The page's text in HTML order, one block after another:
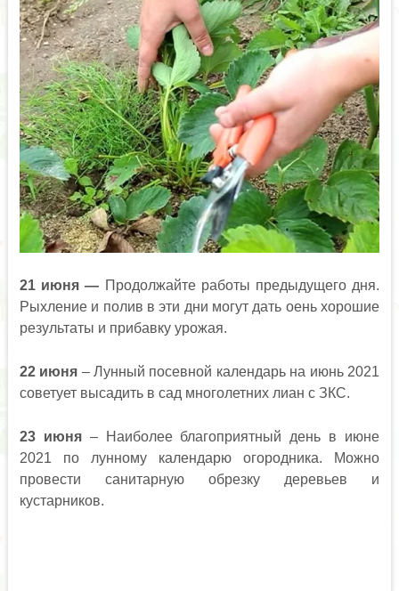
21 июня — Продолжайте работы предыдущего дня.
Рыхление и полив в эти дни могут дать оень хорошие
результаты и прибавку урожая.
22 июня – Лунный посевной календарь на июнь 2021
советует высадить в сад многолетних лиан с ЗКС.
23 июня– Наиболее благоприятный день в июне
2021 по лунному календарю огородника. Можно
провести санитарную обрезку деревьев и
кустарников.